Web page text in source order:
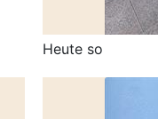
Heute so